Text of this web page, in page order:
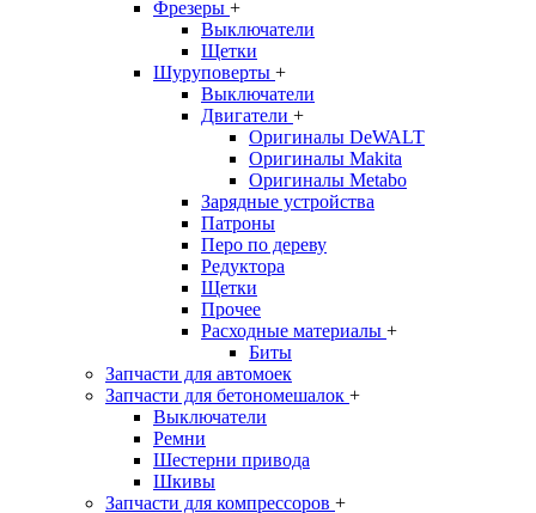
Фрезеры +
Выключатели
Щетки
Шуруповерты +
Выключатели
Двигатели +
Оригиналы DeWALT
Оригиналы Makita
Оригиналы Metabo
Зарядные устройства
Патроны
Перо по дереву
Редуктора
Щетки
Прочее
Расходные материалы +
Биты
Запчасти для автомоек
Запчасти для бетономешалок +
Выключатели
Ремни
Шестерни привода
Шкивы
Запчасти для компрессоров +